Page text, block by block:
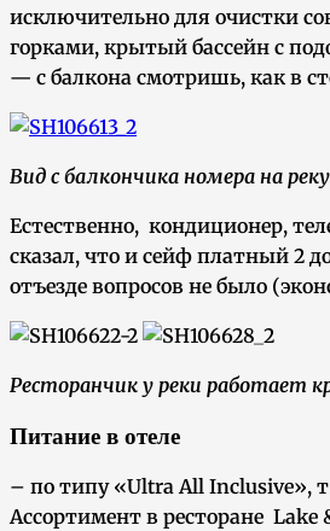
исключительно для очистки
горками, крытый бассейн с
— с балкона смотришь, как в
Вид с балкончика номера на
Естественно, кондиционер,
сказал, что и сейф платный 2
отъезде вопросов не было
Ресторанчик у реки работает
Питание в отеле
– по типу «Ultra All Inclusive»,
Ассортимент в ресторане